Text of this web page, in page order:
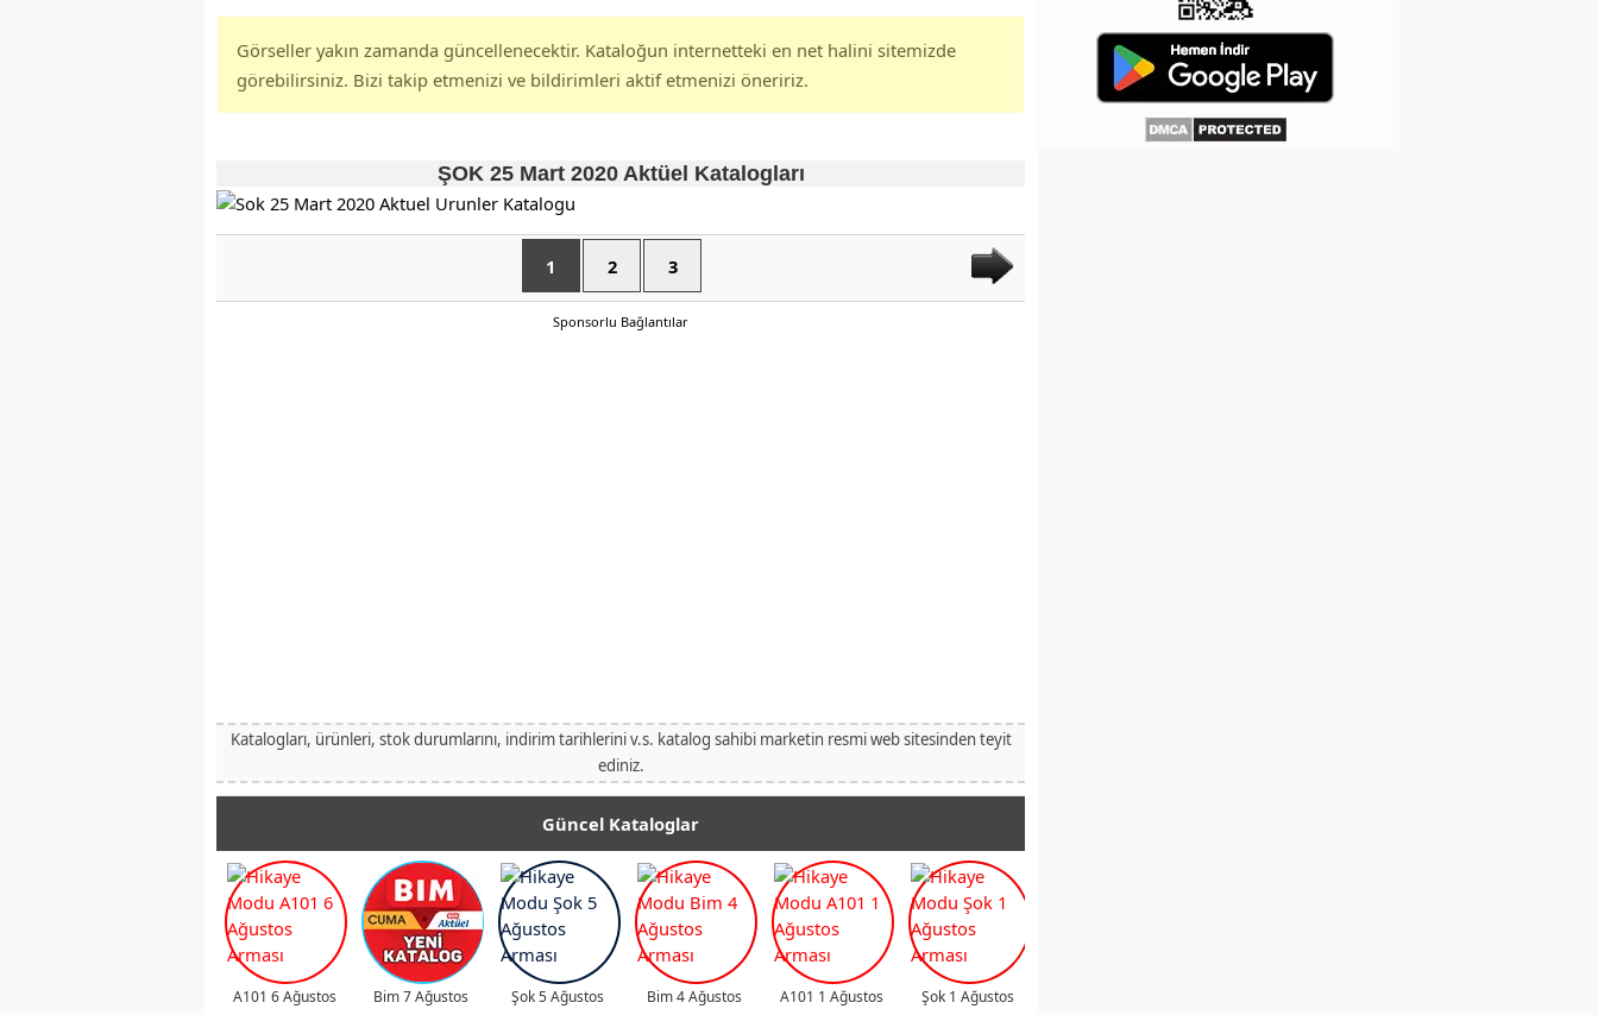
Görseller yakın zamanda güncellenecektir. Kataloğun internetteki en net halini sitemizde
görebilirsiniz. Bizi takip etmenizi ve bildirimleri aktif etmenizi öneririz.
ŞOK 25 Mart 2020 Aktüel Katalogları
1 2 3
Sponsorlu Bağlantılar
Katalogları, ürünleri, stok durumlarını, indirim tarihlerini v.s. katalog sahibi marketin resmi web sitesinden teyit
ediniz.
Güncel Kataloglar
A101 6 Ağustos Bim 7 Ağustos Şok 5 Ağustos Bim 4 Ağustos A101 1 Ağustos Şok 1 Ağustos